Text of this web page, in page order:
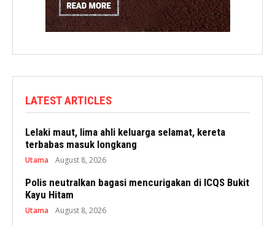
LATEST ARTICLES
Lelaki maut, lima ahli keluarga selamat, kereta
terbabas masuk longkang
Utama August 8, 2026
Polis neutralkan bagasi mencurigakan di ICQS Bukit
Kayu Hitam
Utama August 8, 2026